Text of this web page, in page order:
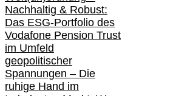
Nachhaltig & Robust:
Das ESG-Portfolio des
Vodafone Pension Trust
im Umfeld
geopolitischer
Spannungen – Die
ruhige Hand im